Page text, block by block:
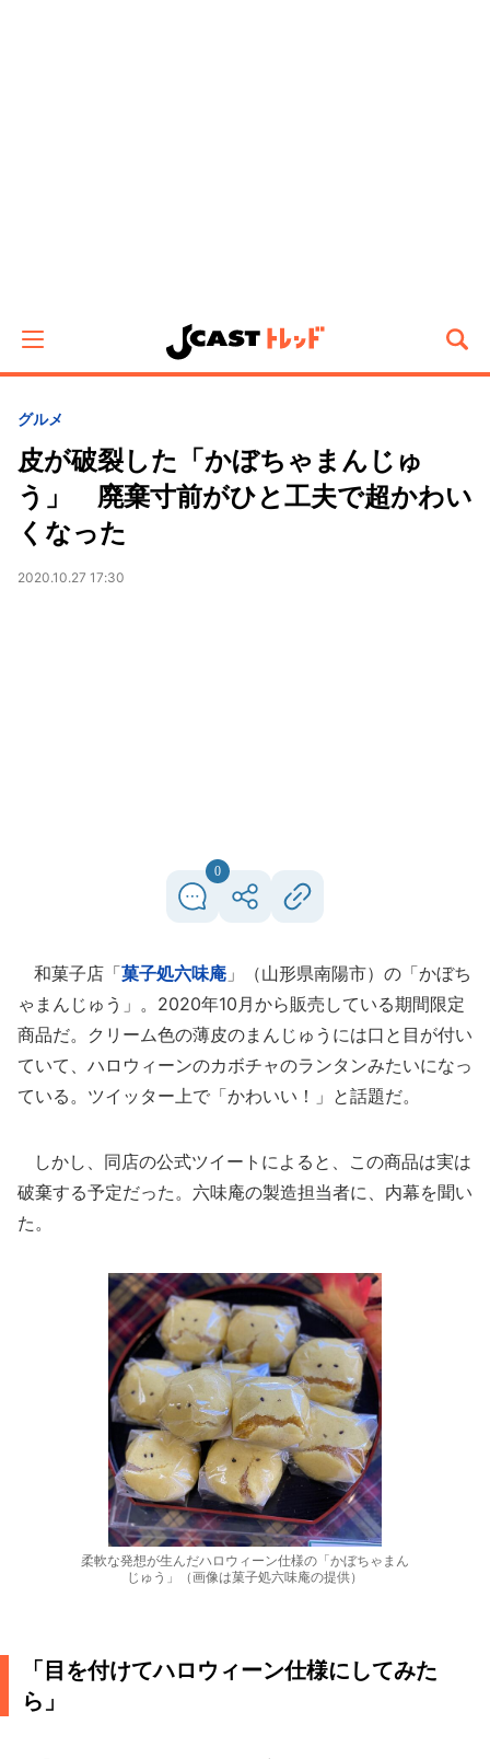
グルメ
皮が破裂した「かぼちゃまんじゅ
う」 廃棄寸前がひと工夫で超かわい
くなった
2020.10.27 17:30
0
和菓子店「菓子処六味庵 」（山形県南陽市）の「かぼち
ゃまんじゅう」。2020年10月から販売している期間限定
商品だ。クリーム色の薄皮のまんじゅうには口と目が付い
ていて、ハロウィーンのカボチャのランタンみたいになっ
ている。ツイッター上で「かわいい！」と話題だ。
しかし、同店の公式ツイートによると、この商品は実は
破棄する予定だった。六味庵の製造担当者に、内幕を聞い
た。
柔軟な発想が生んだハロウィーン仕様の「かぼちゃまん
じゅう」（画像は菓子処六味庵の提供）
「目を付けてハロウィーン仕様にしてみた
ら」